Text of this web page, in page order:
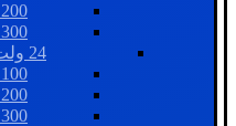
200 آمپر
300 آمپر
24 ولت
100 آمپر
200 آمپر
300 آمپر